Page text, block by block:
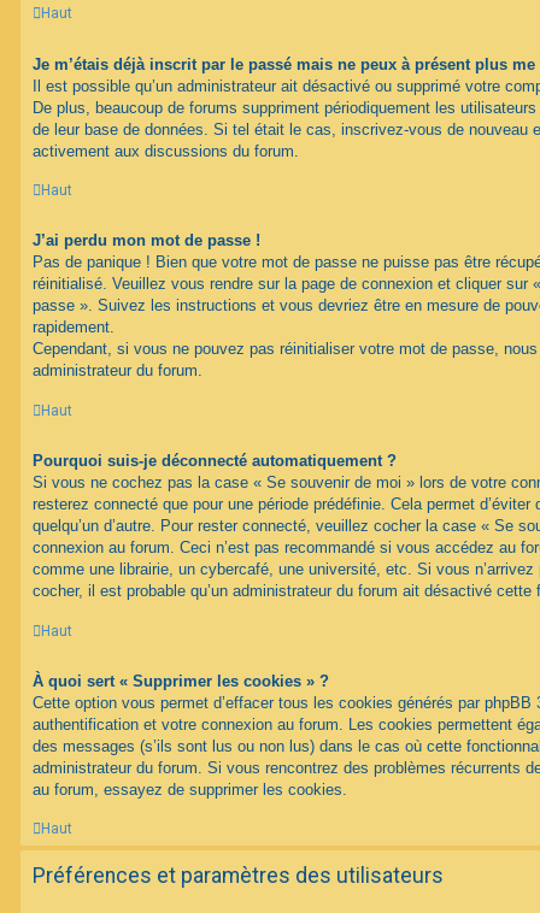
Haut
Je m’étais déjà inscrit par le passé mais ne peux à présent plus
Il est possible qu’un administrateur ait désactivé ou supprimé votre
De plus, beaucoup de forums suppriment périodiquement les
de leur base de données. Si tel était le cas, inscrivez-vous de nouveau
activement aux discussions du forum.
Haut
J’ai perdu mon mot de passe !
Pas de panique ! Bien que votre mot de passe ne puisse pas être
réinitialisé. Veuillez vous rendre sur la page de connexion et cliquer sur
passe ». Suivez les instructions et vous devriez être en mesure de
rapidement.
Cependant, si vous ne pouvez pas réinitialiser votre mot de passe,
administrateur du forum.
Haut
Pourquoi suis-je déconnecté automatiquement ?
Si vous ne cochez pas la case « Se souvenir de moi » lors de votre
resterez connecté que pour une période prédéfinie. Cela permet
quelqu’un d’autre. Pour rester connecté, veuillez cocher la case « Se
connexion au forum. Ceci n’est pas recommandé si vous accédez au
comme une librairie, un cybercafé, une université, etc. Si vous
cocher, il est probable qu’un administrateur du forum ait désactivé cette
Haut
À quoi sert « Supprimer les cookies » ?
Cette option vous permet d’effacer tous les cookies générés par phpBB
authentification et votre connexion au forum. Les cookies permettent
des messages (s’ils sont lus ou non lus) dans le cas où cette
administrateur du forum. Si vous rencontrez des problèmes récurrents
au forum, essayez de supprimer les cookies.
Haut
Préférences et paramètres des utilisateurs